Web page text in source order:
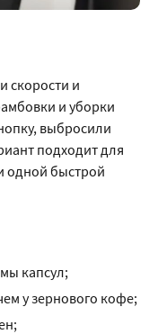
скорости и
и уборки
выбросили
подходит для
одной быстрой
капсул;
у зернового кофе;